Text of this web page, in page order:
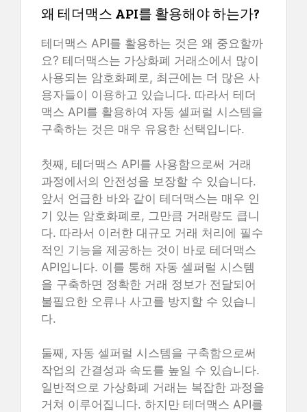
왜 테더맥스 API를 활용해야 하는가?
테더맥스 API를 활용하는 것은 왜 중요할까
요? 테더맥스는 가상화폐 거래소에서 많이
사용되는 암호화폐로, 최근에는 더 많은 사
용자들이 이용하고 있습니다. 따라서 테더
맥스 API를 활용하여 자동 셀퍼럴 시스템을
구축하는 것은 매우 유용한 선택입니다.
첫째, 테더맥스 API를 사용함으로써 거래
과정에서의 안전성을 보장할 수 있습니다.
앞서 언급한 바와 같이 테더맥스는 매우 인
기 있는 암호화폐로, 그만큼 거래량도 큽니
다. 따라서 이러한 대규모 거래 처리에 필수
적인 기능을 제공하는 것이 바로 테더맥스
API입니다. 이를 통해 자동 셀퍼럴 시스템
을 구축하면 정확한 거래 정보가 전달되어
불필요한 오류나 사고를 방지할 수 있습니
다.
둘째, 자동 셀퍼럴 시스템을 구축함으로써
작업의 간결성과 속도를 높일 수 있습니다.
일반적으로 가상화폐 거래는 복잡한 과정을
거쳐 이루어집니다. 하지만 테더맥스 API를